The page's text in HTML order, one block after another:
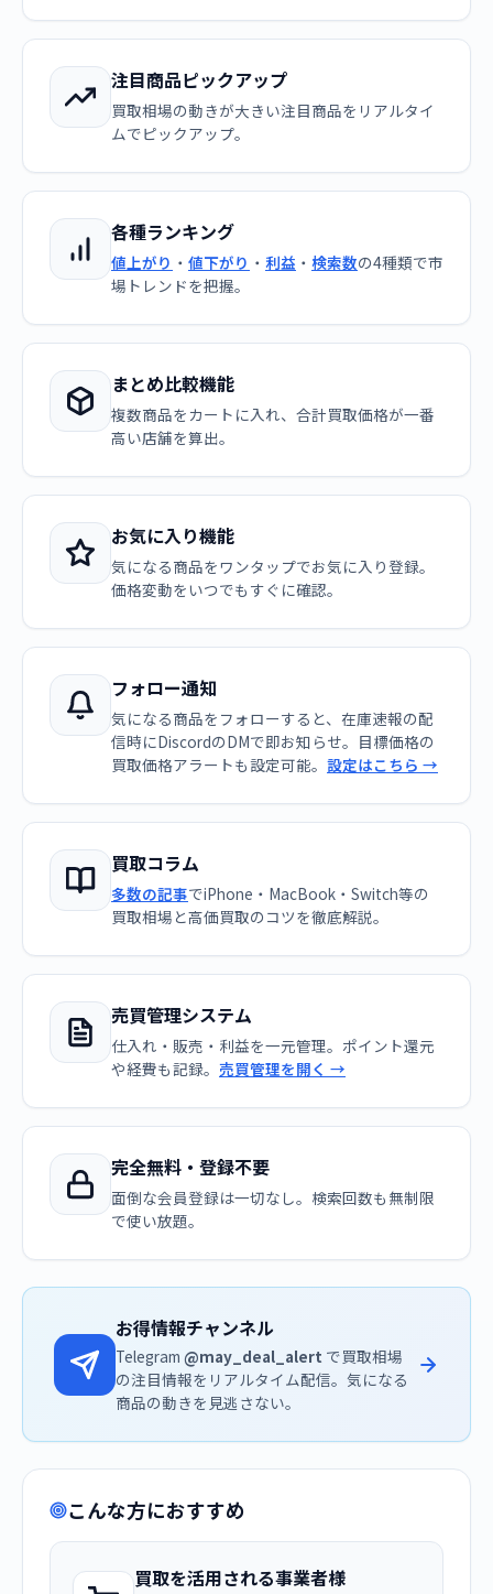
注目商品ピックアップ
買取相場の動きが大きい注目商品をリアルタイ
ムでピックアップ。
各種ランキング
値上がり ・ 値下がり ・ 利益 ・ 検索数の4種類で市
場トレンドを把握。
まとめ比較機能
複数商品をカートに入れ、合計買取価格が一番
高い店舗を算出。
お気に入り機能
気になる商品をワンタップでお気に入り登録。
価格変動をいつでもすぐに確認。
フォロー通知
気になる商品をフォローすると、在庫速報の配
信時にDiscordのDMで即お知らせ。目標価格の
買取価格アラートも設定可能。 設定はこちら →
買取コラム
多数の記事でiPhone・MacBook・Switch等の
買取相場と高価買取のコツを徹底解説。
売買管理システム
仕入れ・販売・利益を一元管理。ポイント還元
や経費も記録。 売買管理を開く →
完全無料・登録不要
面倒な会員登録は一切なし。検索回数も無制限
で使い放題。
お得情報チャンネル
Telegram @may_deal_alert で買取相場
の注目情報をリアルタイム配信。気になる
商品の動きを見逃さない。
こんな方におすすめ
買取を活用される事業者様